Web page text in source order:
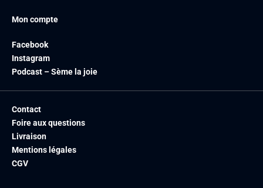
Mon compte
Facebook
Instagram
Podcast – Sème la joie
Contact
Foire aux questions
Livraison
Mentions légales
CGV